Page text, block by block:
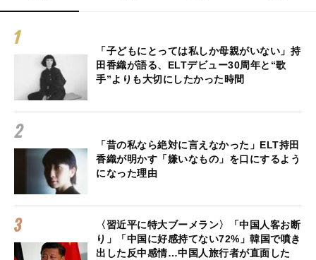
「子どもにとっては私しか母親がいない」持
田香織が語る、ELTデビュー30周年と“歌
手”よりも大切にしたかった時間
「昔の私なら絶対に言えなかった」ELT持田
香織が明かす「嫌いなもの」を口にするよう
になった理由
〈習近平に特大ブーメラン〉「中国人客お断
り」「中国に好感持てない72%」韓国で噴き
出した反中感情…中国人旅行者が直面した